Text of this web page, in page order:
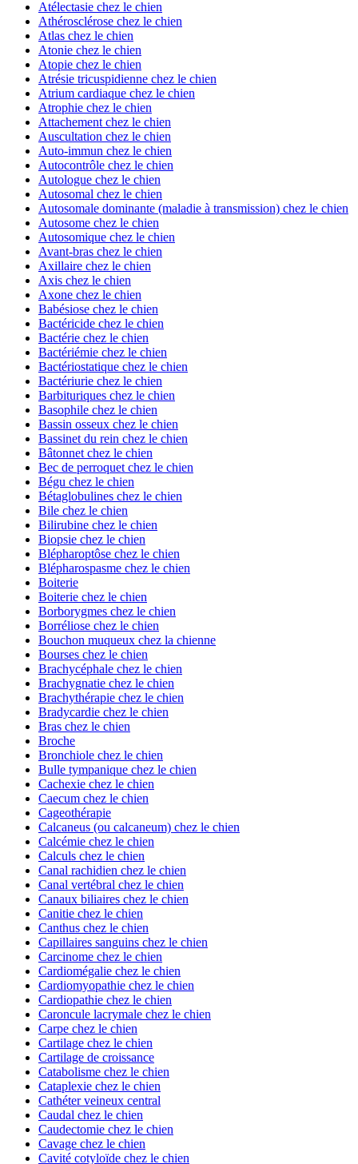
Atélectasie chez le chien
Athérosclérose chez le chien
Atlas chez le chien
Atonie chez le chien
Atopie chez le chien
Atrésie tricuspidienne chez le chien
Atrium cardiaque chez le chien
Atrophie chez le chien
Attachement chez le chien
Auscultation chez le chien
Auto-immun chez le chien
Autocontrôle chez le chien
Autologue chez le chien
Autosomal chez le chien
Autosomale dominante (maladie à transmission) chez le chien
Autosome chez le chien
Autosomique chez le chien
Avant-bras chez le chien
Axillaire chez le chien
Axis chez le chien
Axone chez le chien
Babésiose chez le chien
Bactéricide chez le chien
Bactérie chez le chien
Bactériémie chez le chien
Bactériostatique chez le chien
Bactériurie chez le chien
Barbituriques chez le chien
Basophile chez le chien
Bassin osseux chez le chien
Bassinet du rein chez le chien
Bâtonnet chez le chien
Bec de perroquet chez le chien
Bégu chez le chien
Bétaglobulines chez le chien
Bile chez le chien
Bilirubine chez le chien
Biopsie chez le chien
Blépharoptôse chez le chien
Blépharospasme chez le chien
Boiterie
Boiterie chez le chien
Borborygmes chez le chien
Borréliose chez le chien
Bouchon muqueux chez la chienne
Bourses chez le chien
Brachycéphale chez le chien
Brachygnatie chez le chien
Brachythérapie chez le chien
Bradycardie chez le chien
Bras chez le chien
Broche
Bronchiole chez le chien
Bulle tympanique chez le chien
Cachexie chez le chien
Caecum chez le chien
Cageothérapie
Calcaneus (ou calcaneum) chez le chien
Calcémie chez le chien
Calculs chez le chien
Canal rachidien chez le chien
Canal vertébral chez le chien
Canaux biliaires chez le chien
Canitie chez le chien
Canthus chez le chien
Capillaires sanguins chez le chien
Carcinome chez le chien
Cardiomégalie chez le chien
Cardiomyopathie chez le chien
Cardiopathie chez le chien
Caroncule lacrymale chez le chien
Carpe chez le chien
Cartilage chez le chien
Cartilage de croissance
Catabolisme chez le chien
Cataplexie chez le chien
Cathéter veineux central
Caudal chez le chien
Caudectomie chez le chien
Cavage chez le chien
Cavité cotyloïde chez le chien